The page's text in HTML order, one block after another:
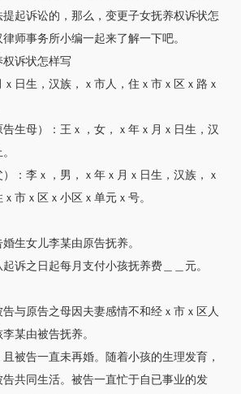
起诉讼的，那么，变更子女抚养权诉状怎
师事务所小编一起来了解一下吧。
诉状怎样写
日生，汉族，ｘ市人，住ｘ市ｘ区ｘ路ｘ
生母）：王ｘ，女，ｘ年ｘ月ｘ日生，汉
：李ｘ，男，ｘ年ｘ月ｘ日生，汉族，ｘ
市ｘ区ｘ小区ｘ单元ｘ号。
婚生女儿李某由原告抚养。
起诉之日起每月支付小孩抚养费＿＿元。
告与原告之母因夫妻感情不和经ｘ市ｘ区人
某由被告抚养。
被告一直未再婚。随着小孩的生理发育，
共同生活。被告一直忙于自已事业的发